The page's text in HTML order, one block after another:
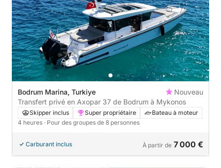
Bodrum Marina, Turkiye
Nouveau
Transfert privé en Axopar 37 de Bodrum à Mykonos
Skipper inclus Super propriétaire
Bateau à moteur
4 heures · Pour des groupes de 8 personnes
Carburant inclus À partir de 7 000 €